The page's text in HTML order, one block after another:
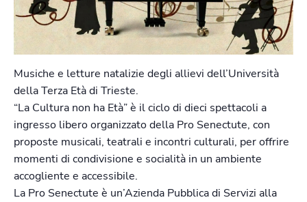
Musiche e letture natalizie degli allievi dell’Università
della Terza Età di Trieste.
“La Cultura non ha Età” è il ciclo di dieci spettacoli a
ingresso libero organizzato della Pro Senectute, con
proposte musicali, teatrali e incontri culturali, per offrire
momenti di condivisione e socialità in un ambiente
accogliente e accessibile.
La Pro Senectute è un’Azienda Pubblica di Servizi alla